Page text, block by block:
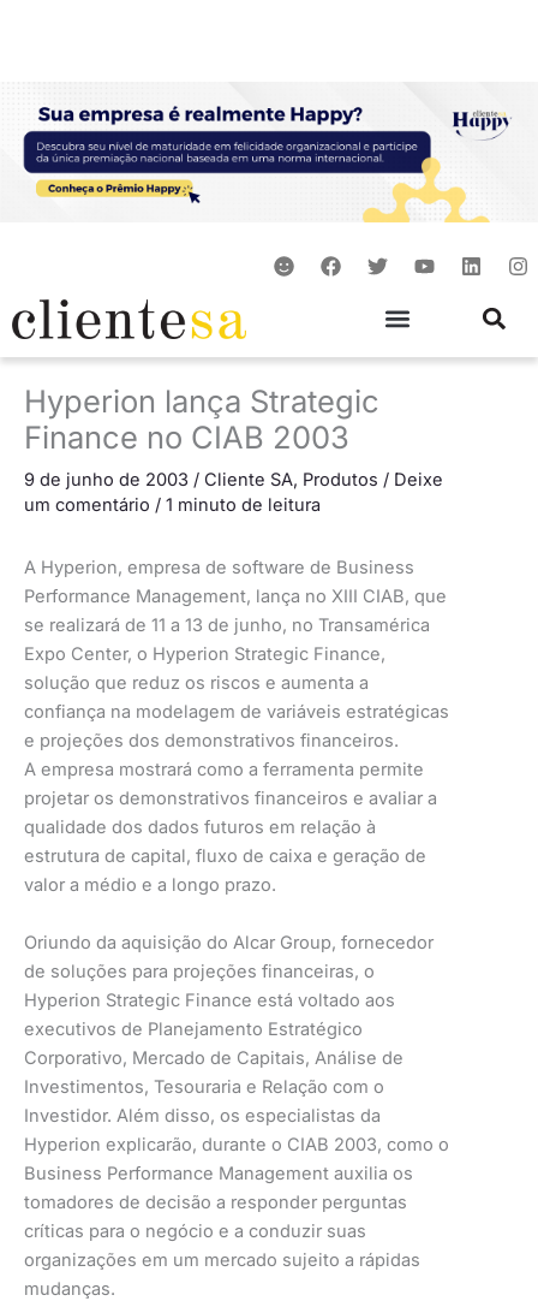
S
m
F
a
o
k
T
w
e
Y
o
b
L
i
d
I
n
g
Hyperion lança Strategic
Finance no CIAB 2003
9 de junho de 2003 / Cliente SA, Produtos / Deixe
um comentário / 1 minuto de leitura
A Hyperion, empresa de software de Business
Performance Management, lança no XIII CIAB, que
se realizará de 11 a 13 de junho, no Transamérica
Expo Center, o Hyperion Strategic Finance,
solução que reduz os riscos e aumenta a
confiança na modelagem de variáveis estratégicas
e projeções dos demonstrativos financeiros.
A empresa mostrará como a ferramenta permite
projetar os demonstrativos financeiros e avaliar a
qualidade dos dados futuros em relação à
estrutura de capital, fluxo de caixa e geração de
valor a médio e a longo prazo.
Oriundo da aquisição do Alcar Group, fornecedor
de soluções para projeções financeiras, o
Hyperion Strategic Finance está voltado aos
executivos de Planejamento Estratégico
Corporativo, Mercado de Capitais, Análise de
Investimentos, Tesouraria e Relação com o
Investidor. Além disso, os especialistas da
Hyperion explicarão, durante o CIAB 2003, como o
Business Performance Management auxilia os
tomadores de decisão a responder perguntas
críticas para o negócio e a conduzir suas
organizações em um mercado sujeito a rápidas
mudanças.